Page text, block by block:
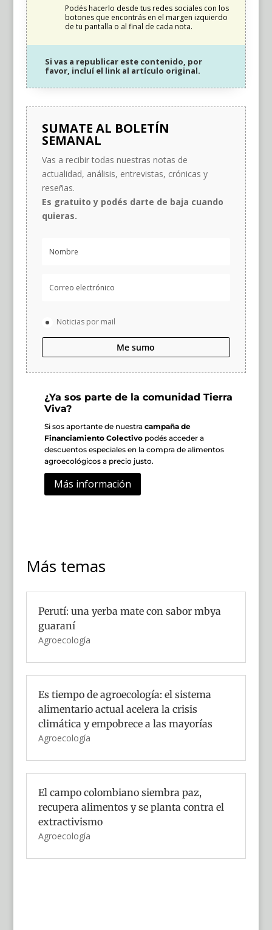
Podés hacerlo desde tus redes sociales con los
botones que encontrás en el margen izquierdo
de tu pantalla o al final de cada nota.
Si vas a republicar este contenido, por
favor, incluí el link al artículo original.
SUMATE AL BOLETÍN
SEMANAL
Vas a recibir todas nuestras notas de
actualidad, análisis, entrevistas, crónicas y
reseñas.
Es gratuito y podés darte de baja cuando
quieras.
Noticias por mail
Me sumo
¿Ya sos parte de la comunidad Tierra
Viva?
Si sos aportante de nuestra campaña de
Financiamiento Colectivopodés acceder a
descuentos especiales en la compra de alimentos
agroecológicos a precio justo.
Más información
Más temas
Perutí: una yerba mate con sabor mbya
guaraní
Agroecología
Es tiempo de agroecología: el sistema
alimentario actual acelera la crisis
climática y empobrece a las mayorías
Agroecología
El campo colombiano siembra paz,
recupera alimentos y se planta contra el
extractivismo
Agroecología